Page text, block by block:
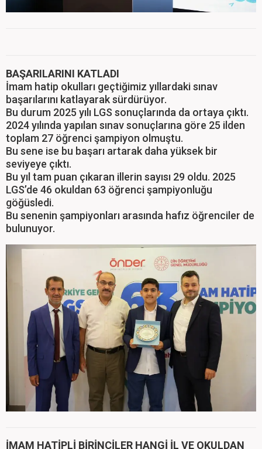
BAŞARILARINI KATLADI
İmam hatip okulları geçtiğimiz yıllardaki sınav
başarılarını katlayarak sürdürüyor.
Bu durum 2025 yılı LGS sonuçlarında da ortaya çıktı.
2024 yılında yapılan sınav sonuçlarına göre 25 ilden
toplam 27 öğrenci şampiyon olmuştu.
Bu sene ise bu başarı artarak daha yüksek bir
seviyeye çıktı.
Bu yıl tam puan çıkaran illerin sayısı 29 oldu. 2025
LGS’de 46 okuldan 63 öğrenci şampiyonluğu
göğüsledi.
Bu senenin şampiyonları arasında hafız öğrenciler de
bulunuyor.
İMAM HATİPLİ BİRİNCİLER HANGİ İL VE OKULDAN